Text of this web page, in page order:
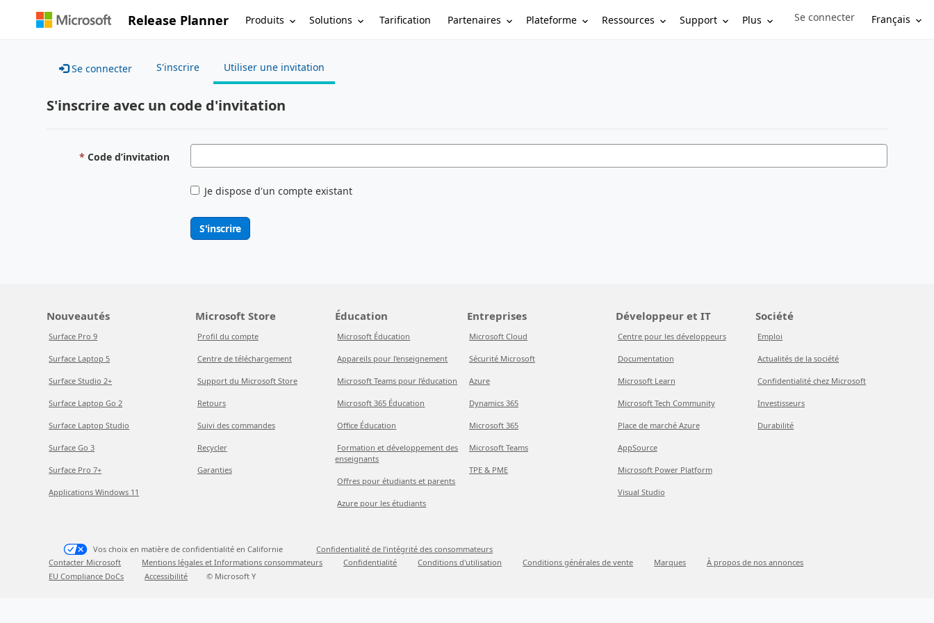
Release Planner Produits Solutions Tarification Partenaires Plateforme Ressources Support Plus Sign in to your account
Se connecter Français
Se connecter S'inscrire Utiliser une invitation
S'inscrire avec un code d'invitation
Code d’invitation
Je dispose d'un compte existant
S'inscrire
Nouveautés
Surface Pro 9
Surface Laptop 5
Surface Studio 2+
Surface Laptop Go 2
Surface Laptop Studio
Surface Go 3
Surface Pro 7+
Applications Windows 11
Microsoft Store
Profil du compte
Centre de téléchargement
Support du Microsoft Store
Retours
Suivi des commandes
Recycler
Garanties
Éducation
Microsoft Éducation
Appareils pour l’enseignement
Microsoft Teams pour l’éducation
Microsoft 365 Éducation
Office Éducation
Formation et développement des
enseignants
Offres pour étudiants et parents
Azure pour les étudiants
Entreprises
Microsoft Cloud
Sécurité Microsoft
Azure
Dynamics 365
Microsoft 365
Microsoft Teams
TPE & PME
Développeur et IT
Centre pour les développeurs
Documentation
Microsoft Learn
Microsoft Tech Community
Place de marché Azure
AppSource
Microsoft Power Platform
Visual Studio
Société
Emploi
Actualités de la société
Confidentialité chez Microsoft
Investisseurs
Durabilité
Vos choix en matière de confidentialité en Californie
Confidentialité de l’intégrité des consommateurs
Contacter Microsoft
Mentions légales et Informations consommateurs Confidentialité Conditions d'utilisation Conditions générales de vente Marques
À propos de nos annonces
EU Compliance DoCs
Accessibilité © Microsoft Y